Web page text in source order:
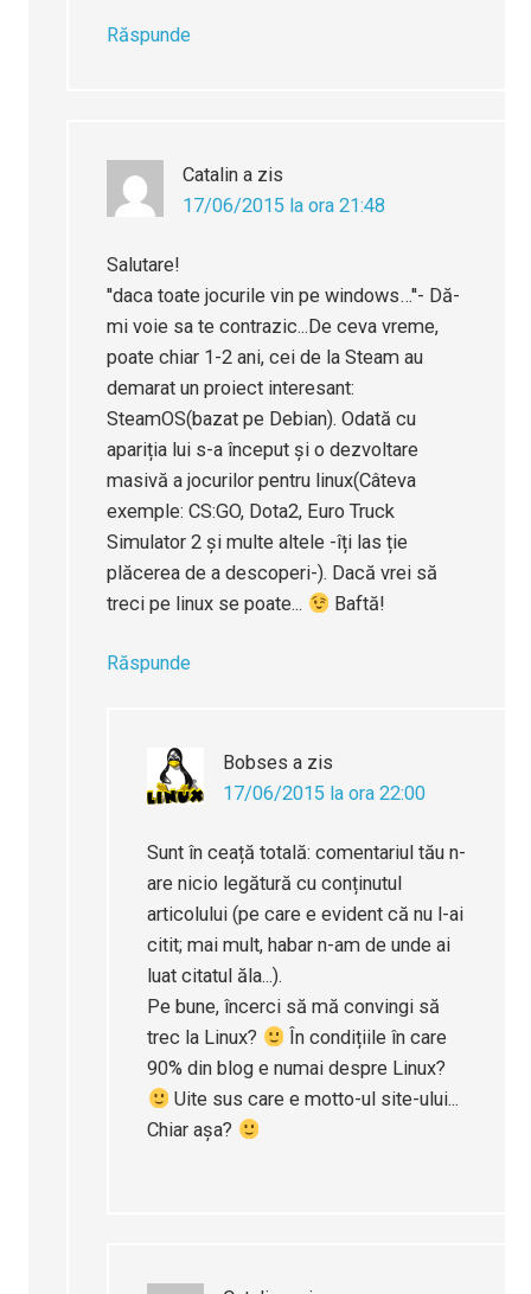
Răspunde
Catalin a zis
17/06/2015 la ora 21:48
Salutare!
''daca toate jocurile vin pe windows…''- Dă-
mi voie sa te contrazic...De ceva vreme,
poate chiar 1-2 ani, cei de la Steam au
demarat un proiect interesant:
SteamOS(bazat pe Debian). Odată cu
apariția lui s-a început și o dezvoltare
masivă a jocurilor pentru linux(Câteva
exemple: CS:GO, Dota2, Euro Truck
Simulator 2 și multe altele -îți las ție
plăcerea de a descoperi-). Dacă vrei să
treci pe linux se poate...
Baftă!
Răspunde
Bobses a zis
17/06/2015 la ora 22:00
Sunt în ceață totală: comentariul tău n-
are nicio legătură cu conținutul
articolului (pe care e evident că nu l-ai
citit; mai mult, habar n-am de unde ai
luat citatul ăla...).
Pe bune, încerci să mă convingi să
trec la Linux?
În condițiile în care
90% din blog e numai despre Linux?
Uite sus care e motto-ul site-ului...
Chiar așa?